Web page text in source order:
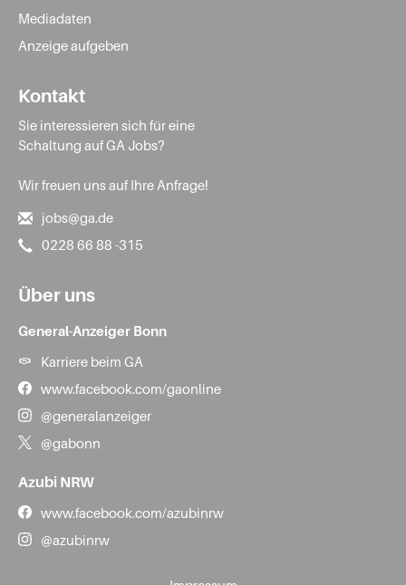
Mediadaten
Anzeige aufgeben
Kontakt
Sie interessieren sich für eine
Schaltung auf GA Jobs?
Wir freuen uns auf Ihre Anfrage!
jobs@ga.de
0228 66 88 -315
Über uns
General-Anzeiger Bonn
Karriere beim GA
www.facebook.com/gaonline
@generalanzeiger
@gabonn
Azubi NRW
www.facebook.com/azubinrw
@azubinrw